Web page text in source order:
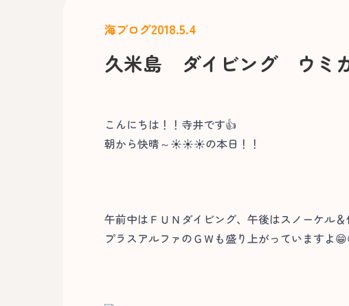
海ブログ2018.5.4
久米島 ダイビング ウミ
こんにちは！！寺井です👍
朝から快晴～☀☀☀の本日！！
午前中はＦＵＮダイビング、午後はスノーケル＆
プラスアルファのＧＷも盛り上がっていますよ